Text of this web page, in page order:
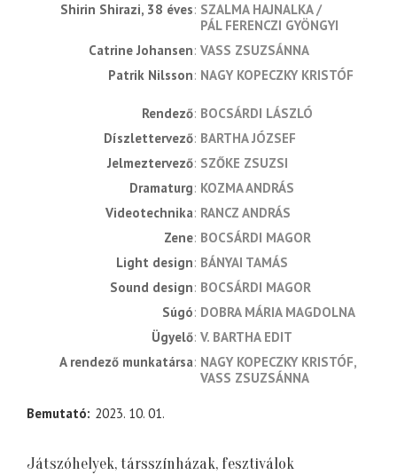
Shirin Shirazi, 38 éves SZALMA HAJNALKA
PÁL FERENCZI GYÖNGYI
Catrine Johansen VASS ZSUZSÁNNA
Patrik Nilsson NAGY KOPECZKY KRISTÓF
rendező BOCSÁRDI LÁSZLÓ
díszlettervező BARTHA JÓZSEF
jelmeztervező SZŐKE ZSUZSI
dramaturg KOZMA ANDRÁS
videotechnika RANCZ ANDRÁS
zene BOCSÁRDI MAGOR
light design BÁNYAI TAMÁS
sound design BOCSÁRDI MAGOR
súgó DOBRA MÁRIA MAGDOLNA
ügyelő V. BARTHA EDIT
a rendező munkatársa NAGY KOPECZKY KRISTÓF
VASS ZSUZSÁNNA
Bemutató 2023. 10. 01.
Játszóhelyek, társszínházak, fesztiválok